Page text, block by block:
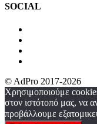
SOCIAL
© AdPro 2017-2026
Χρησιμοποιούμε
στον ιστότοπό μας, να
προβάλλουμε